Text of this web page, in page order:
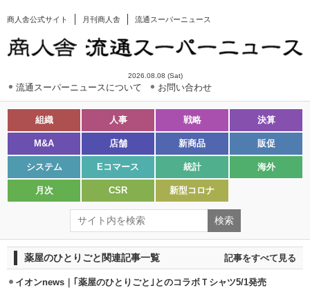
商人舎公式サイト 月刊商人舎 流通スーパーニュース
2026.08.08 (Sat)
流通スーパーニュースについて お問い合わせ
組織 人事 戦略 決算
M&A 店舗 新商品 販促
システム Eコマース 統計 海外
月次 CSR 新型コロナ
薬屋のひとりごと関連記事一覧 記事をすべて見る
イオンnews｜｢薬屋のひとりごと｣とのコラボＴシャツ5/1発売